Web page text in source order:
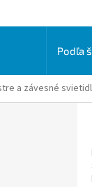
Podľa
a závesné